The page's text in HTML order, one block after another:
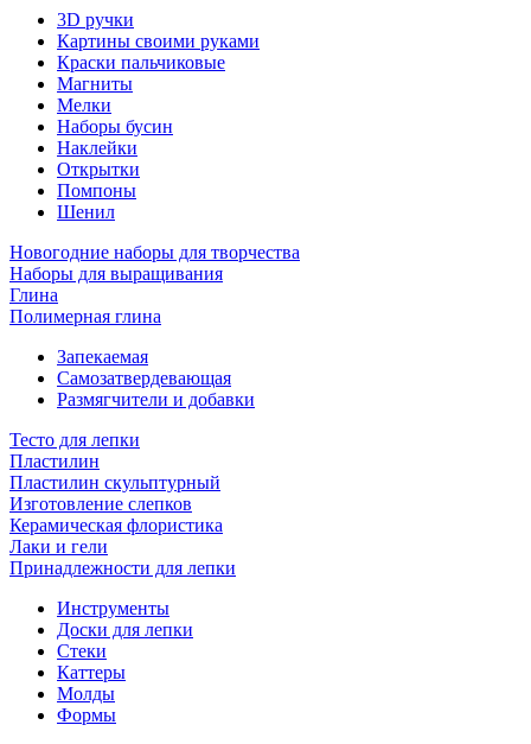
3D ручки
Картины своими руками
Краски пальчиковые
Магниты
Мелки
Наборы бусин
Наклейки
Открытки
Помпоны
Шенил
Новогодние наборы для творчества
Наборы для выращивания
Глина
Полимерная глина
Запекаемая
Самозатвердевающая
Размягчители и добавки
Тесто для лепки
Пластилин
Пластилин скульптурный
Изготовление слепков
Керамическая флористика
Лаки и гели
Принадлежности для лепки
Инструменты
Доски для лепки
Стеки
Каттеры
Молды
Формы